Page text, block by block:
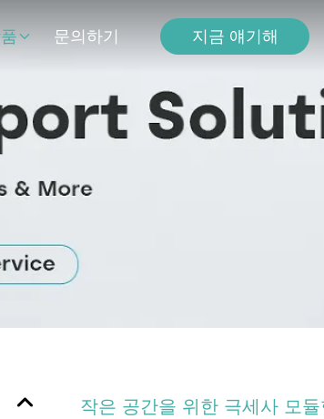
문의하기 지금 얘기해
작은 공간을 위한 극세사 모듈